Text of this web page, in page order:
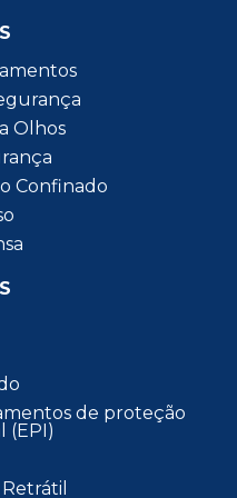
Olhos
Confinado
de proteção
(EPI)